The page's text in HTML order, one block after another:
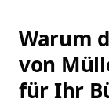
Warum
von
für Ihr